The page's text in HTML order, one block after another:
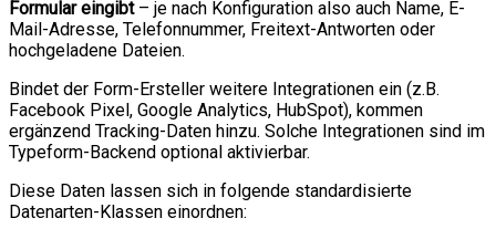
Formular eingibt– je nach Konfiguration also auch Name, E-
Mail-Adresse, Telefonnummer, Freitext-Antworten oder
hochgeladene Dateien.
Bindet der Form-Ersteller weitere Integrationen ein (z.B.
Facebook Pixel, Google Analytics, HubSpot), kommen
ergänzend Tracking-Daten hinzu. Solche Integrationen sind im
Typeform-Backend optional aktivierbar.
Diese Daten lassen sich in folgende standardisierte
Datenarten-Klassen einordnen: